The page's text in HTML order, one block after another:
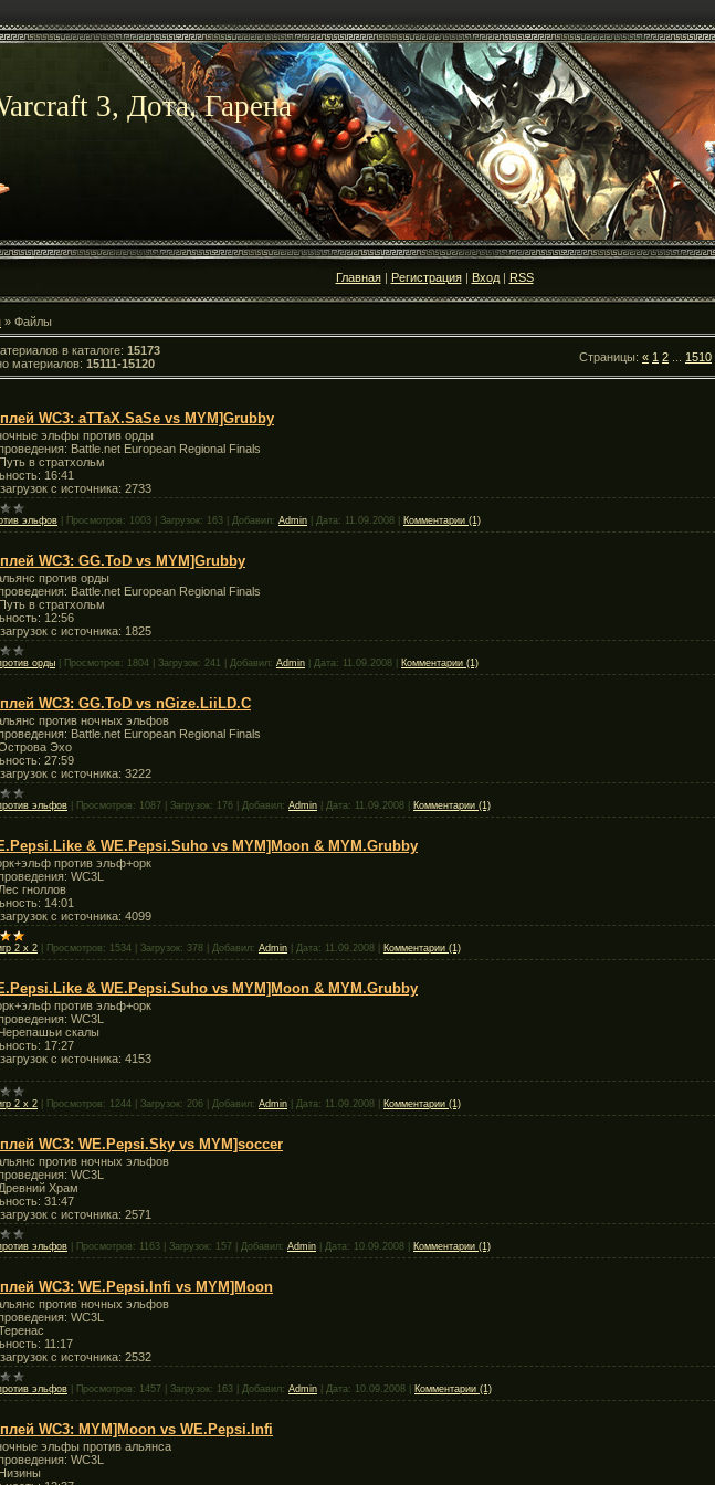
3, Дота, Гарена
Главная| Регистрация| Вход| RSS
» Файлы
в каталоге: 15173
материалов: 15111-15120 Страницы: « 1 2 1510
WC3: aTTaX.SaSe vs MYM]Grubby
эльфы против орды
Battle.net European Regional Finals
в стратхольм
16:41
с источника: 2733
эльфов Просмотров: 1003 Загрузок: 163 Добавил: Admin Дата: 11.09.2008 Комментарии (1)
WC3: GG.ToD vs MYM]Grubby
против орды
Battle.net European Regional Finals
в стратхольм
12:56
с источника: 1825
орды Просмотров: 1804 Загрузок: 241 Добавил: Admin Дата: 11.09.2008 Комментарии (1)
WC3: GG.ToD vs nGize.LiiLD.C
против ночных эльфов
Battle.net European Regional Finals
Эхо
27:59
с источника: 3222
эльфов Просмотров: 1087 Загрузок: 176 Добавил: Admin Дата: 11.09.2008 Комментарии (1)
& WE.Pepsi.Suho vs MYM]Moon & MYM.Grubby
против эльф+орк
WC3L
гноллов
14:01
с источника: 4099
2 х 2 Просмотров: 1534 Загрузок: 378 Добавил: Admin Дата: 11.09.2008 Комментарии (1)
& WE.Pepsi.Suho vs MYM]Moon & MYM.Grubby
против эльф+орк
WC3L
скалы
17:27
с источника: 4153
2 х 2 Просмотров: 1244 Загрузок: 206 Добавил: Admin Дата: 11.09.2008 Комментарии (1)
WC3: WE.Pepsi.Sky vs MYM]soccer
против ночных эльфов
WC3L
Храм
31:47
с источника: 2571
эльфов Просмотров: 1163 Загрузок: 157 Добавил: Admin Дата: 10.09.2008 Комментарии (1)
WC3: WE.Pepsi.Infi vs MYM]Moon
против ночных эльфов
WC3L
11:17
с источника: 2532
эльфов Просмотров: 1457 Загрузок: 163 Добавил: Admin Дата: 10.09.2008 Комментарии (1)
WC3: MYM]Moon vs WE.Pepsi.Infi
эльфы против альянса
WC3L